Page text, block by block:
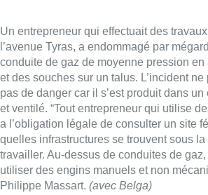
Un entrepreneur qui effectuait des
l’avenue Tyras, a endommagé par
conduite de gaz de moyenne pression
et des souches sur un talus. L’incident
pas de danger car il s’est produit dans
et ventilé. “Tout entrepreneur qui utilise
a l’obligation légale de consulter un site
quelles infrastructures se trouvent sous
travailler. Au-dessus de conduites de
utiliser des engins manuels et non
Philippe Massart. (avec Belga)